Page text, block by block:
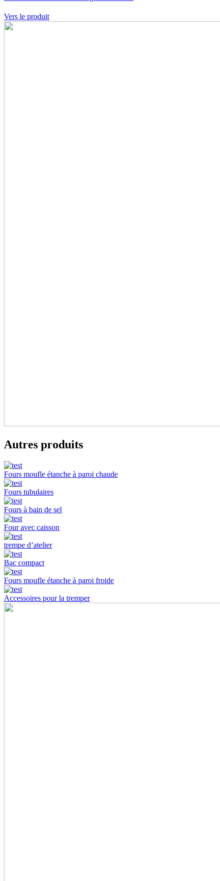
Vers le produit
Autres produits
Fours moufle étanche à paroi chaude
Fours tubulaires
Fours à bain de sel
Four avec caisson
trempe d’atelier
Bac compact
Fours moufle étanche à paroi froide
Accessoires pour la tremper